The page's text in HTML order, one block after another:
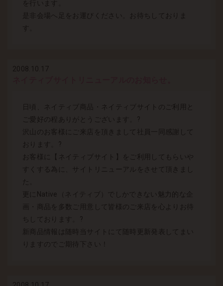
を行います。
是非会場へ足をお運びください。お待ちしておりま
す。
2008.10.17
日頃、ネイティブ商品・ネイティブサイトのご利用と
ご愛好の程ありがとうございます。?
沢山のお客様にご来店を頂きまして社員一同感謝して
おります。?
お客様に【ネイティブサイト】をご利用してもらいや
すくする為に、サイトリニューアルをさせて頂きまし
た。
更にNative（ネイティブ）でしかできない魅力的な企
画・商品を多数ご用意して皆様のご来店を心よりお待
ちしております。?
新商品情報は随時当サイトにて随時更新発表してまい
りますのでご期待下さい！